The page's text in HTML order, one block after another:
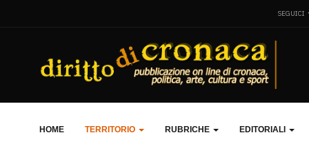
SEGUICI
HOME TERRITORIO RUBRICHE EDITORIALI